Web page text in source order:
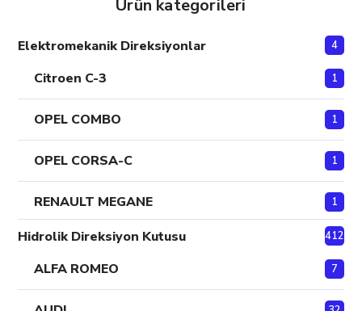
Ürün kategorileri
Elektromekanik Direksiyonlar 4
Citroen C-3 1
OPEL COMBO 1
OPEL CORSA-C 1
RENAULT MEGANE 1
Hidrolik Direksiyon Kutusu 412
ALFA ROMEO 7